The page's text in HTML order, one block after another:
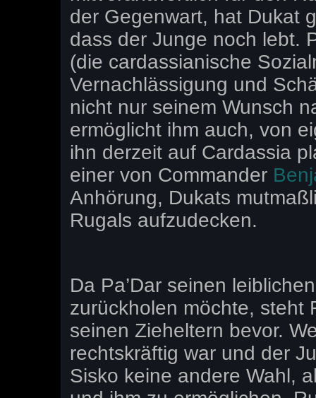
der Gegenwart, hat Dukat
dass der Junge noch lebt.
(die cardassianische
Vernachlässigung und
nicht nur seinem Wunsch
ermöglicht ihm auch, von
ihn derzeit auf Cardassia
einer von Commander
Anhörung, Dukats
Rugals aufzudecken.
Da Pa’Dar seinen
zurückholen möchte, steht
seinen Zieheltern bevor.
rechtskräftig war und der
Sisko keine andere Wahl,